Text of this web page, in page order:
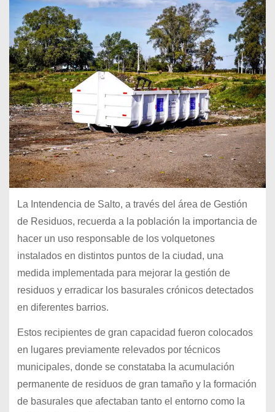
La Intendencia de Salto, a través del área de Gestión
de Residuos, recuerda a la población la importancia de
hacer un uso responsable de los volquetones
instalados en distintos puntos de la ciudad, una
medida implementada para mejorar la gestión de
residuos y erradicar los basurales crónicos detectados
en diferentes barrios.
Estos recipientes de gran capacidad fueron colocados
en lugares previamente relevados por técnicos
municipales, donde se constataba la acumulación
permanente de residuos de gran tamaño y la formación
de basurales que afectaban tanto el entorno como la